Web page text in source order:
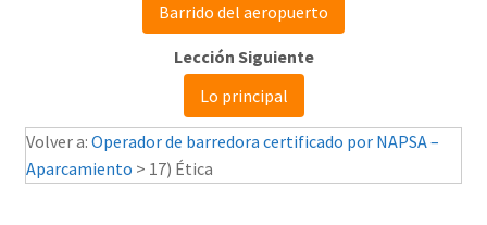
Barrido del aeropuerto
Lo principal
Volver a: Operador de barredora certificado por NAPSA –
Aparcamiento > 17) Ética